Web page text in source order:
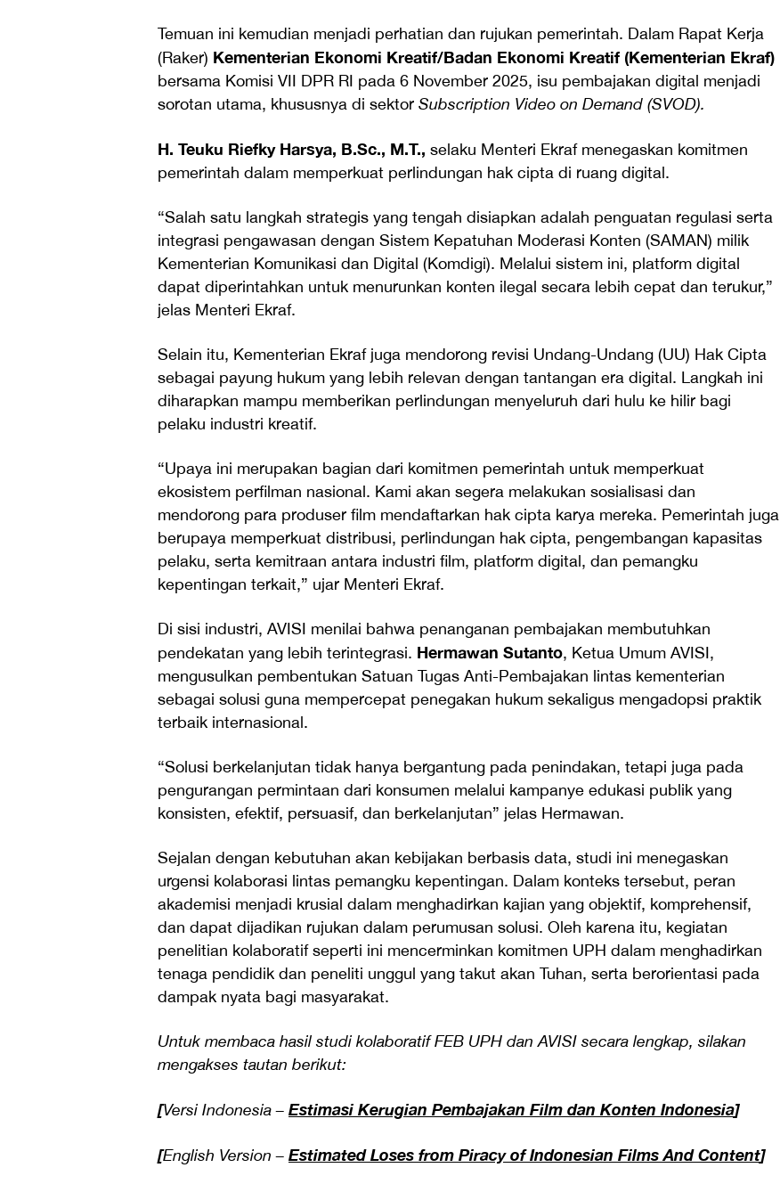
Temuan ini kemudian menjadi perhatian dan rujukan pemerintah. Dalam Rapat Kerja
(Raker) Kementerian Ekonomi Kreatif/Badan Ekonomi Kreatif (Kementerian Ekraf)
bersama Komisi VII DPR RI pada 6 November 2025, isu pembajakan digital menjadi
sorotan utama, khususnya di sektor Subscription Video on Demand (SVOD).
H. Teuku Riefky Harsya, B.Sc., M.T., selaku Menteri Ekraf menegaskan komitmen
pemerintah dalam memperkuat perlindungan hak cipta di ruang digital.
“Salah satu langkah strategis yang tengah disiapkan adalah penguatan regulasi serta
integrasi pengawasan dengan Sistem Kepatuhan Moderasi Konten (SAMAN) milik
Kementerian Komunikasi dan Digital (Komdigi). Melalui sistem ini, platform digital
dapat diperintahkan untuk menurunkan konten ilegal secara lebih cepat dan terukur,”
jelas Menteri Ekraf.
Selain itu, Kementerian Ekraf juga mendorong revisi Undang-Undang (UU) Hak Cipta
sebagai payung hukum yang lebih relevan dengan tantangan era digital. Langkah ini
diharapkan mampu memberikan perlindungan menyeluruh dari hulu ke hilir bagi
pelaku industri kreatif.
“Upaya ini merupakan bagian dari komitmen pemerintah untuk memperkuat
ekosistem perfilman nasional. Kami akan segera melakukan sosialisasi dan
mendorong para produser film mendaftarkan hak cipta karya mereka. Pemerintah juga
berupaya memperkuat distribusi, perlindungan hak cipta, pengembangan kapasitas
pelaku, serta kemitraan antara industri film, platform digital, dan pemangku
kepentingan terkait,” ujar Menteri Ekraf.
Di sisi industri, AVISI menilai bahwa penanganan pembajakan membutuhkan
pendekatan yang lebih terintegrasi. Hermawan Sutanto, Ketua Umum AVISI,
mengusulkan pembentukan Satuan Tugas Anti-Pembajakan lintas kementerian
sebagai solusi guna mempercepat penegakan hukum sekaligus mengadopsi praktik
terbaik internasional.
“Solusi berkelanjutan tidak hanya bergantung pada penindakan, tetapi juga pada
pengurangan permintaan dari konsumen melalui kampanye edukasi publik yang
konsisten, efektif, persuasif, dan berkelanjutan” jelas Hermawan.
Sejalan dengan kebutuhan akan kebijakan berbasis data, studi ini menegaskan
urgensi kolaborasi lintas pemangku kepentingan. Dalam konteks tersebut, peran
akademisi menjadi krusial dalam menghadirkan kajian yang objektif, komprehensif,
dan dapat dijadikan rujukan dalam perumusan solusi. Oleh karena itu, kegiatan
penelitian kolaboratif seperti ini mencerminkan komitmen UPH dalam menghadirkan
tenaga pendidik dan peneliti unggul yang takut akan Tuhan, serta berorientasi pada
dampak nyata bagi masyarakat.
Untuk membaca hasil studi kolaboratif FEB UPH dan AVISI secara lengkap, silakan
mengakses tautan berikut:
[Versi Indonesia – Estimasi Kerugian Pembajakan Film dan Konten Indonesia]
[English Version – Estimated Loses from Piracy of Indonesian Films And Content]